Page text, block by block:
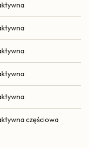
częściowa